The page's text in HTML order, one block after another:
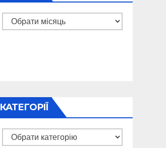
Архіви
КАТЕГОРІЇ
Категорії